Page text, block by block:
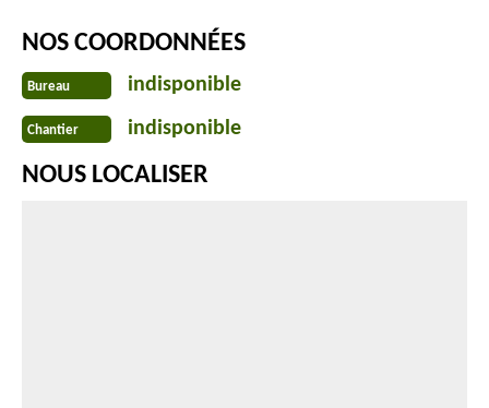
NOS COORDONNÉES
Bureau indisponible
Chantier indisponible
NOUS LOCALISER